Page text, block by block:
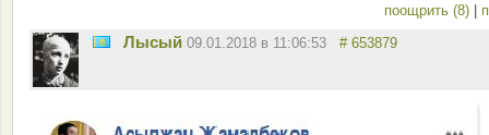
поощрить (8) |
Лысый 09.01.2018 в 11:06:53 # 653879